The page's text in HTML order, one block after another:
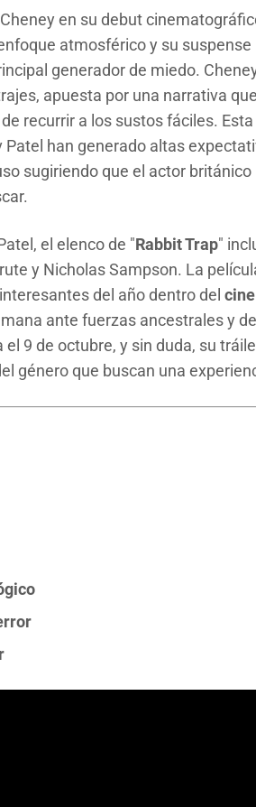
en su debut
atmosférico y su suspense
generador de miedo.
apuesta por una narrativa
recurrir a los sustos fáciles.
Patel han generado altas
sugiriendo que el actor
el elenco de "Rabbit Trap"
y Nicholas Sampson. La
del año dentro del
ante fuerzas ancestrales y
el 9 de octubre, y sin duda, su
género que buscan una